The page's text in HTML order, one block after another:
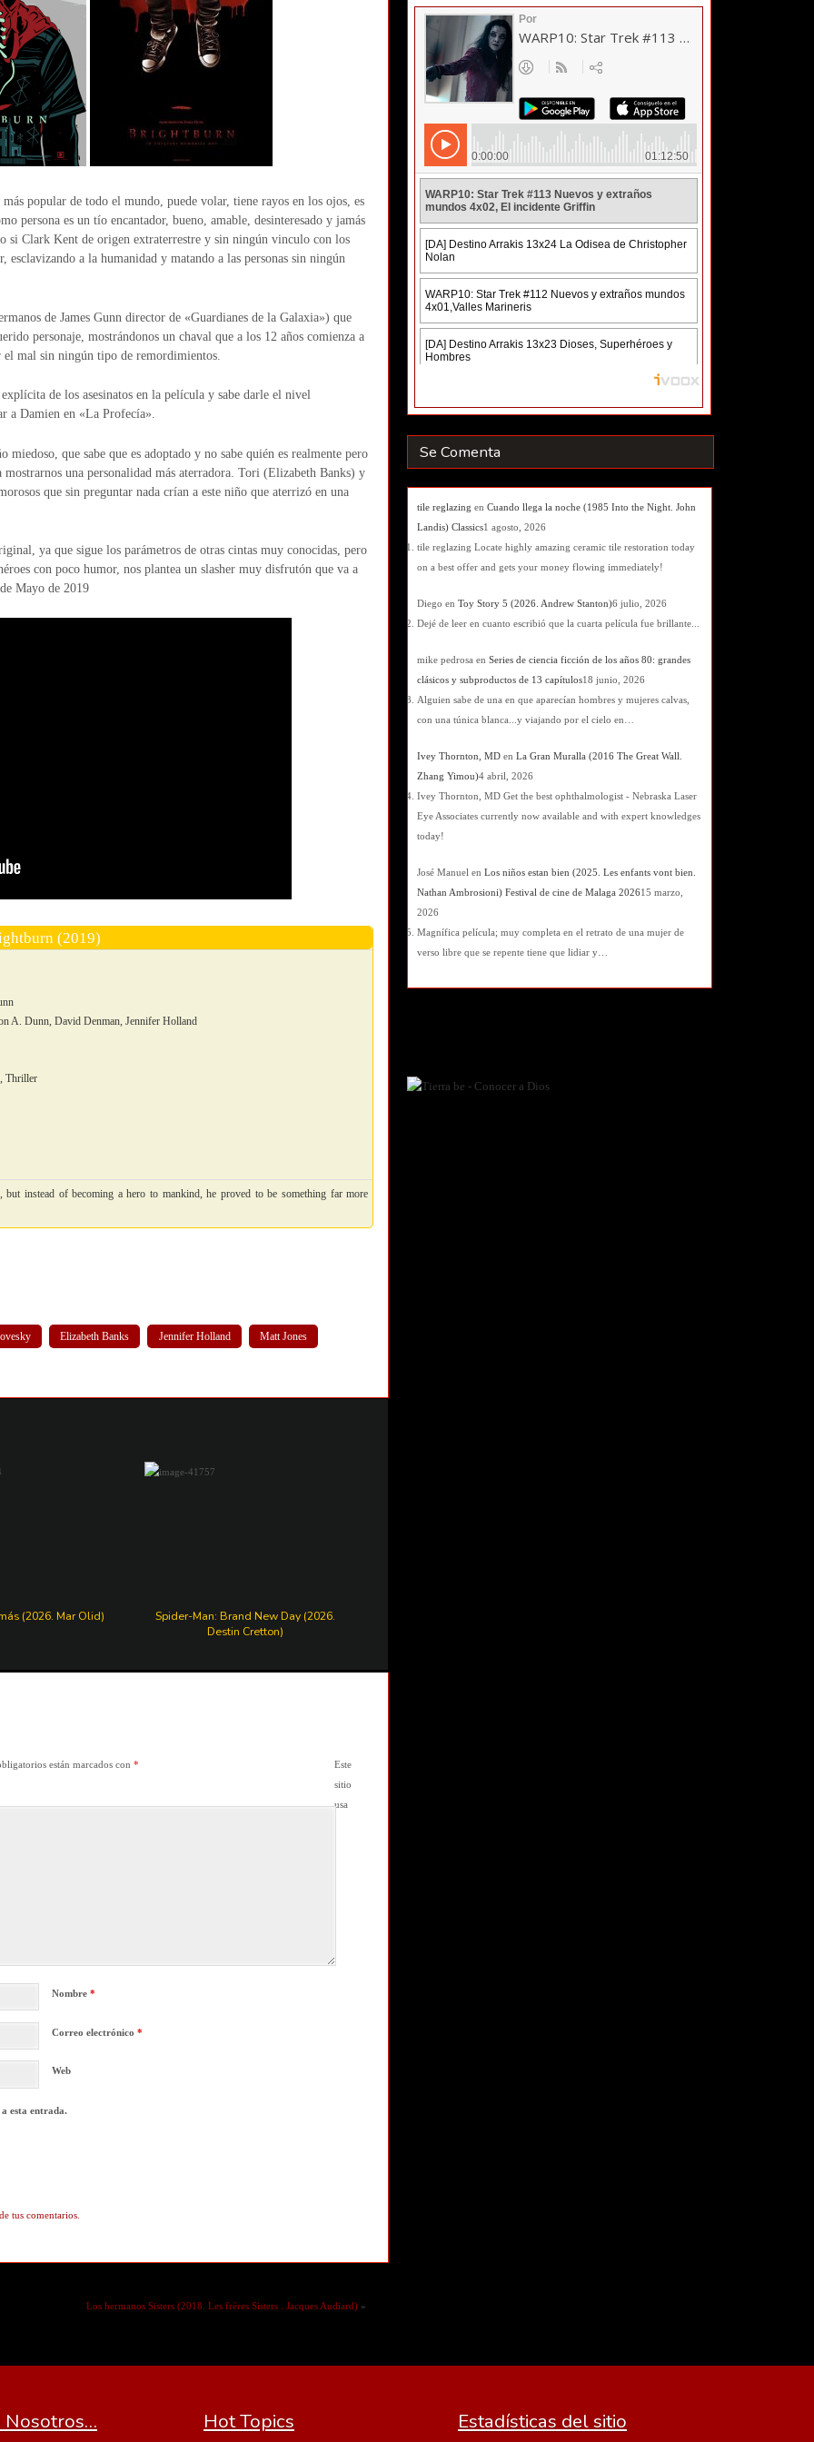
popular de todo el mundo, puede volar, tiene rayos en los ojos, es
persona es un tío encantador, bueno, amable, desinteresado y jamás
si Clark Kent de origen extraterrestre y sin ningún vinculo con los
esclavizando a la humanidad y matando a las personas sin ningún
de James Gunn director de «Guardianes de la Galaxia») que
personaje, mostrándonos un chaval que a los 12 años comienza a
el mal sin ningún tipo de remordimientos.
de los asesinatos en la película y sabe darle el nivel
a Damien en «La Profecía».
que sabe que es adoptado y no sabe quién es realmente pero
mostrarnos una personalidad más aterradora. Tori (Elizabeth Banks) y
que sin preguntar nada crían a este niño que aterrizó en una
ya que sigue los parámetros de otras cintas muy conocidas, pero
con poco humor, nos plantea un slasher muy disfrutón que va a
Mayo de 2019
(2019)
A. Dunn, David Denman, Jennifer Holland
Thriller
instead of becoming a hero to mankind, he proved to be something far more
Elizabeth Banks Jennifer Holland Matt Jones
(2026. Mar Olid)
Spider-Man: Brand New Day (2026.
Destin Cretton)
están marcados con *
Nombre *
Correo electrónico *
Web
esta entrada.
Este
sitio
usa
tus comentarios.
Los hermanos Sisters (2018. Les frères Sisters . Jacques Audiard)»
Se Comenta
tile reglazing en Cuando llega la noche (1985 Into the Night. John
Landis) Classics1 agosto, 2026
tile reglazing Locate highly amazing ceramic tile restoration today
on a best offer and gets your money flowing immediately!
Diego en Toy Story 5 (2026. Andrew Stanton)6 julio, 2026
Dejé de leer en cuanto escribió que la cuarta película fue brillante...
mike pedrosa en Series de ciencia ficción de los años 80: grandes
clásicos y subproductos de 13 capítulos18 junio, 2026
Alguien sabe de una en que aparecían hombres y mujeres calvas,
con una túnica blanca...y viajando por el cielo en…
Ivey Thornton, MD en La Gran Muralla (2016 The Great Wall.
Zhang Yimou)4 abril, 2026
Ivey Thornton, MD Get the best ophthalmologist - Nebraska Laser
Eye Associates currently now available and with expert knowledges
today!
José Manuel en Los niños estan bien (2025. Les enfants vont bien.
Nathan Ambrosioni) Festival de cine de Malaga 202615 marzo,
2026
Magnífica película; muy completa en el retrato de una mujer de
verso libre que se repente tiene que lidiar y…
Nosotros… Hot Topics Estadísticas del sitio